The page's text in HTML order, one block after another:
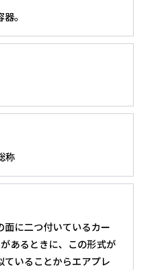
。
称
面に二つ付いているカー
あるときに、この形式が
ていることからエアプレ